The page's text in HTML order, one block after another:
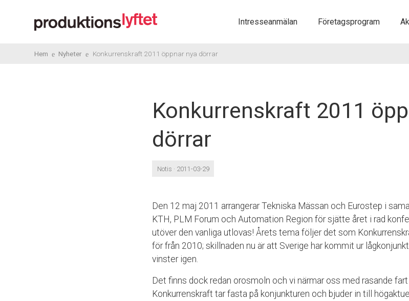
Intresseanmälan Företagsprogram
Hem Nyheter Konkurrenskraft 2011 öppnar nya dörrar
Konkurrenskraft 2011
dörrar
Notis · 2011-03-29
Den 12 maj 2011 arrangerar Tekniska Mässan och Eurostep i
KTH, PLM Forum och Automation Region för sjätte året i rad
utöver den vanliga utlovas! Årets tema följer det som
för från 2010; skillnaden nu är att Sverige har kommit ur
vinster igen.
Det finns dock redan orosmoln och vi närmar oss med rasande
Konkurrenskraft tar fasta på konjunkturen och bjuder in till